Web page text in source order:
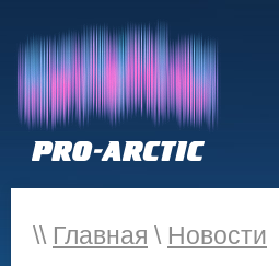
\\ Главная \ Новости